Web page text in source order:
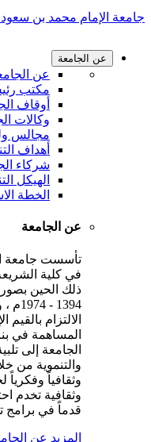
جامعة الإمام محمد بن سعود
عن الجامعة
عن
مكتب
أوقاف
وكالات
مجالس
أهداف
شركاء
الهيكل
الخطة
عن الجامعة
تأسست جامعة
ذلك الحين
الالتزام
المساهمة في
الجامعة إلى
والتنموية من
وثقافياً وفكرياً
وثقافية تخدم
قدماً في برامج
المزيد عن